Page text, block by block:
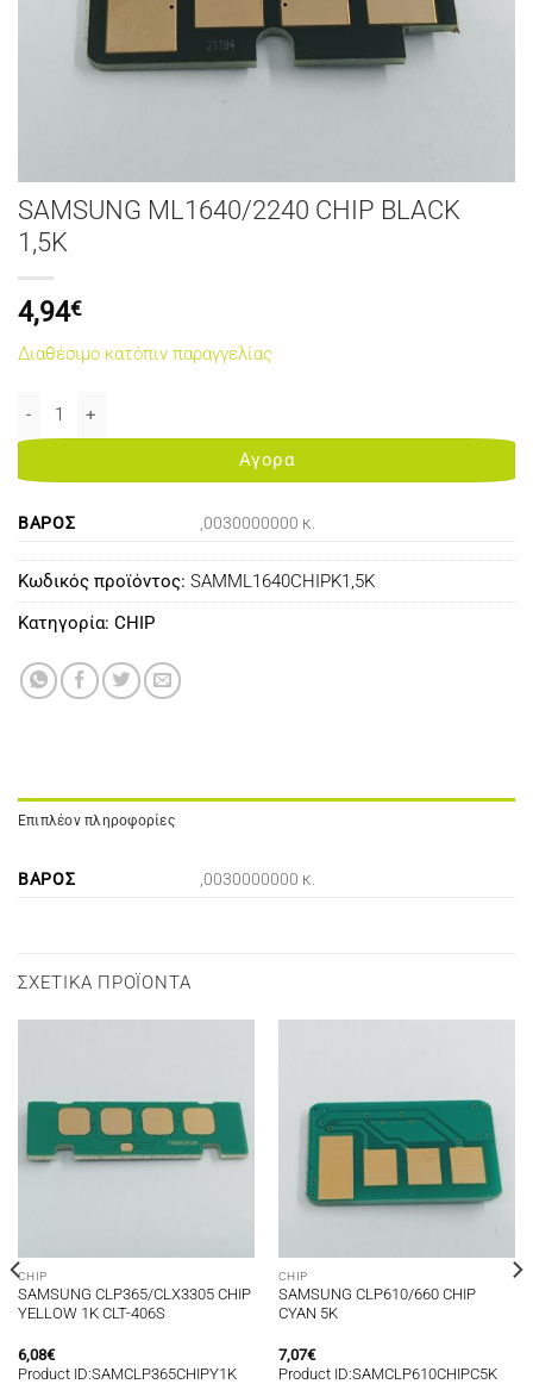
SAMSUNG ML1640/2240 CHIP BLACK
1,5K
4,94€
Διαθέσιμο κατόπιν παραγγελίας
SAMSUNG ML1640/2240 CHIP BLACK 1,5K ποσότητα
Αγορα
ΒΆΡΟΣ ,0030000000 κ.
Κωδικός προϊόντος: SAMML1640CHIPK1,5K
Κατηγορία: CHIP
Επιπλέον πληροφορίες
ΒΆΡΟΣ ,0030000000 κ.
ΣΧΕΤΙΚΆ ΠΡΟΪΌΝΤΑ
CHIP
SAMSUNG CLP365/CLX3305 CHIP
YELLOW 1K CLT-406S
6,08€
Product ID:SAMCLP365CHIPY1K
CHIP
SAMSUNG CLP610/660 CHIP
CYAN 5K
7,07€
Product ID:SAMCLP610CHIPC5K